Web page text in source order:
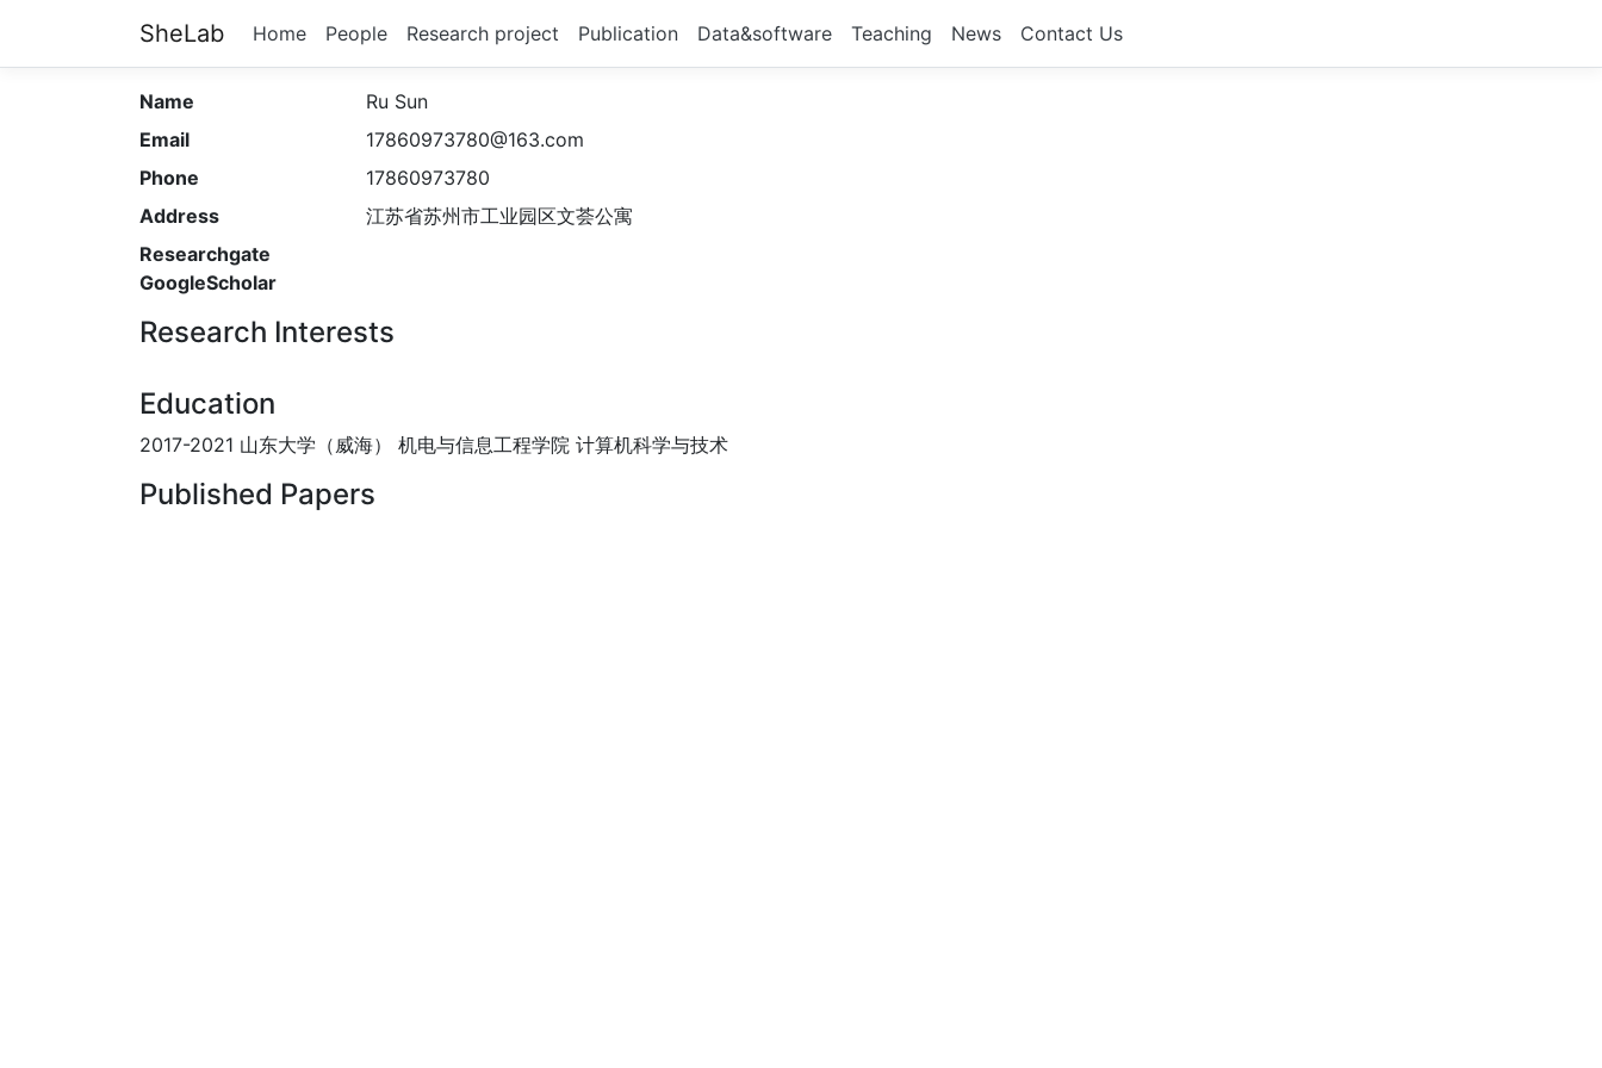
SheLab Home People Research project Publication Data&software Teaching News Contact Us
Name
Ru Sun
Email
17860973780@163.com
Phone
17860973780
Address
江苏省苏州市工业园区文荟公寓
Researchgate
GoogleScholar
Research Interests
Education
2017-2021 山东大学（威海） 机电与信息工程学院 计算机科学与技术
Published Papers